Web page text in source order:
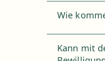
Wie
Kann mit